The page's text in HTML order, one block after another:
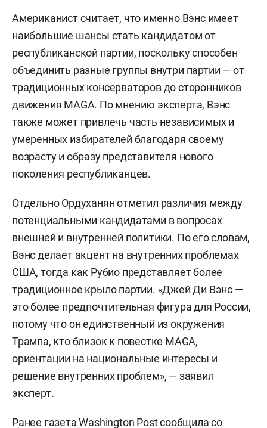
Американист считает, что именно Вэнс имеет
наибольшие шансы стать кандидатом от
республиканской партии, поскольку способен
объединить разные группы внутри партии — от
традиционных консерваторов до сторонников
движения MAGA. По мнению эксперта, Вэнс
также может привлечь часть независимых и
умеренных избирателей благодаря своему
возрасту и образу представителя нового
поколения республиканцев.
Отдельно Ордуханян отметил различия между
потенциальными кандидатами в вопросах
внешней и внутренней политики. По его словам,
Вэнс делает акцент на внутренних проблемах
США, тогда как Рубио представляет более
традиционное крыло партии. «Джей Ди Вэнс —
это более предпочтительная фигура для России,
потому что он единственный из окружения
Трампа, кто близок к повестке MAGA,
ориентации на национальные интересы и
решение внутренних проблем», — заявил
эксперт.
Ранее газетаWashington Postсообщила со